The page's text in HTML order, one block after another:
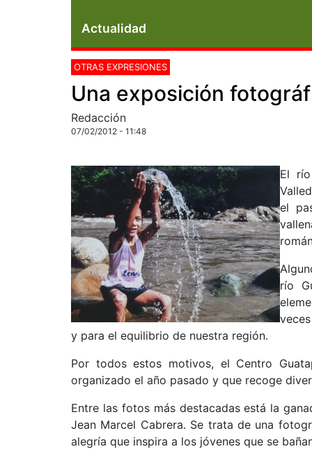
Actualidad
OTRAS EXPRESIONES
Una exposición
Redacción
07/02/2012 - 11:48
El
el
río
y para el equilibrio de nuestra región.
Por todos estos motivos, el Centro
organizado el año pasado y que recoge
Entre las fotos más destacadas está la
Jean Marcel Cabrera. Se trata de una
alegría que inspira a los jóvenes que se